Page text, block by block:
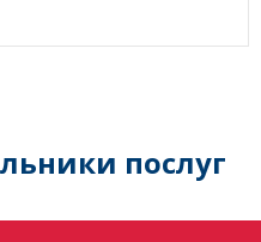
послуг